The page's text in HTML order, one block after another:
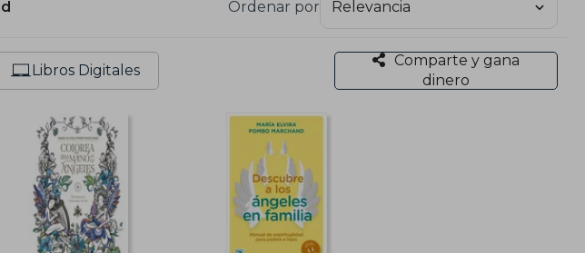
para ti (2024), consolidando una bibliografía centrada en el desarrollo
por el público, aunque no se ha reportado que hayan recibido
Ordenar por
Libros Digitales
Comparte y gana
dinero